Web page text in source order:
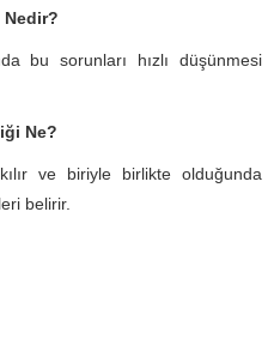
bu sorunları hızlı düşünmesi
Ne?
ve biriyle birlikte olduğunda
belirir.